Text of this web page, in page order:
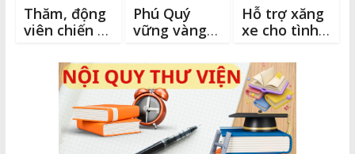
Thăm, động
viên chiến sĩ
xanh trên
đảo Phú Quý
Phú Quý
vững vàng
Hỗ trợ xăng
xe cho tình
phục vụ
phòng
chống dịch